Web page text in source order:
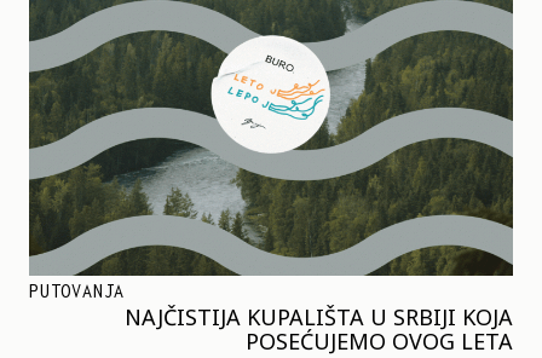
PUTOVANJA
NAJČISTIJA KUPALIŠTA U SRBIJI KOJA
POSEĆUJEMO OVOG LETA